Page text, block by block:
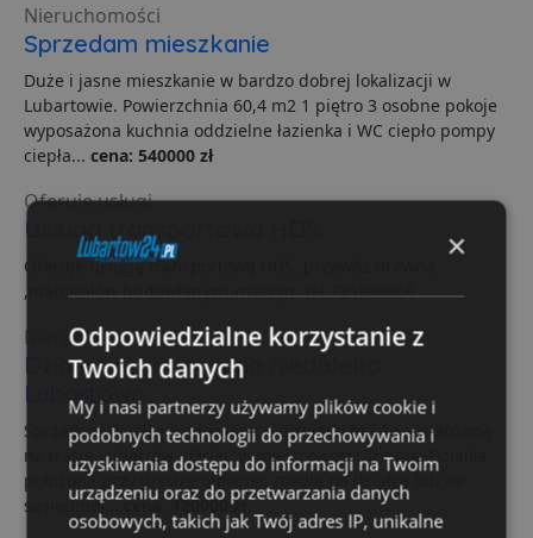
Nieruchomości
Sprzedam mieszkanie
Duże i jasne mieszkanie w bardzo dobrej lokalizacji w
Lubartowie. Powierzchnia 60,4 m2 1 piętro 3 osobne pokoje
wyposażona kuchnia oddzielne łazienka i WC ciepło pompy
ciepła... cena: 540000 zł
Oferuję usługi
Usługa transportowa HDS
Oferuje usługę transportową HDS ,przewóz drewna
,materiałów budowlanych,maszyn ,tel,725988866
Nieruchomości
Działka w budowlana niedaleko
Lubartowa
Sprzedam działkę budowlaną o powierzchni 14a, położoną
na trasie Lubartów - Firlej, w miejscowości Trojnia. Działka
położona przy drodze głównej, media na działce lub na
sąsiedniej...cena: 120000 zł
×
Odpowiedzialne korzystanie z
Twoich danych
My i nasi partnerzy używamy plików cookie i
podobnych technologii do przechowywania i
uzyskiwania dostępu do informacji na Twoim
urządzeniu oraz do przetwarzania danych
osobowych, takich jak Twój adres IP, unikalne